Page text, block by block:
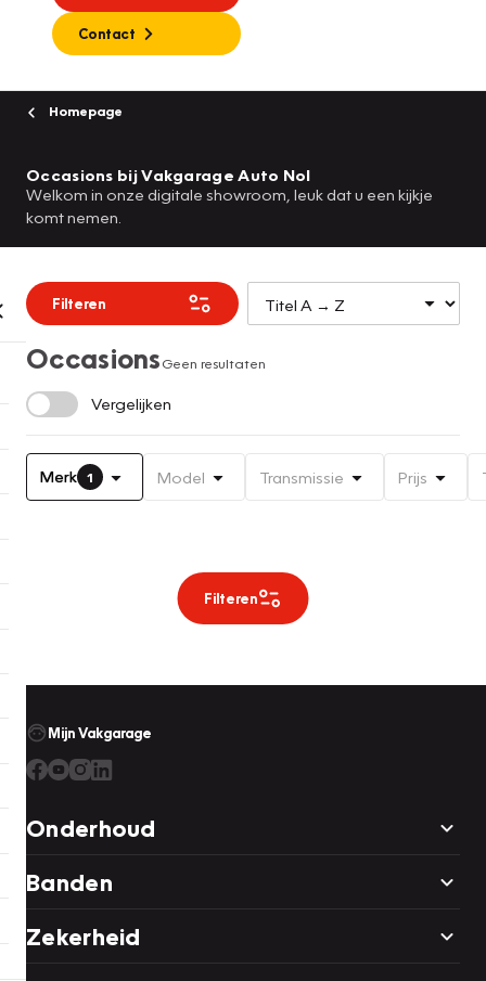
Contact
Homepage
Occasions bij Vakgarage Auto Nol
Welkom in onze digitale showroom, leuk dat u een kijkje
komt nemen.
Filteren
OccasionsGeen resultaten
Vergelijken
Merk 1 Model Transmissie Prijs
Filteren
Mijn Vakgarage
Onderhoud
Banden
Zekerheid